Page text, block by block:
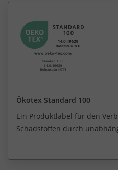
Ökotex Standard 100
Ein Produktlabel für den
Schadstoffen durch